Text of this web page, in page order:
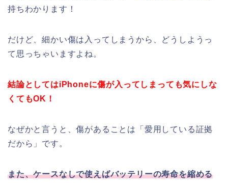
持ちわかります！
だけど、細かい傷は入ってしまうから、どうしようっ
て思っちゃいますよね。
結論としてはiPhoneに傷が入ってしまっても気にしな
くてもOK！
なぜかと言うと、傷があることは「愛用している証拠
だから」です。
また、ケースなしで使えばバッテリーの寿命を縮める